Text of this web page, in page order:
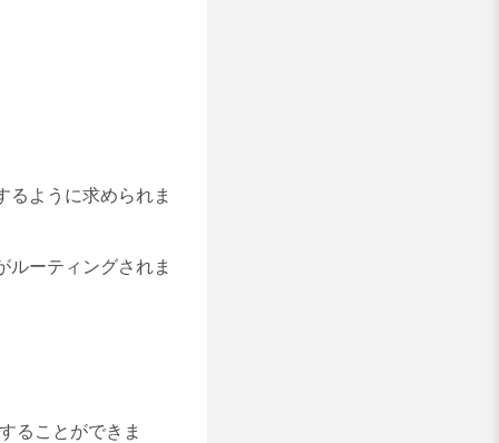
ように求められま
ーティングされま
ることができま